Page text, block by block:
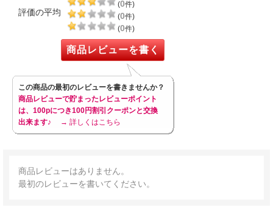
評価の平均
(0件)
(0件)
(0件)
商品レビューを書く
この商品の最初のレビューを書きませんか？
商品レビューで貯まったレビューポイント
は、100pにつき100円割引クーポンと交換
出来ます♪
→ 詳しくはこちら
商品レビューはありません。
最初のレビューを書いてください。